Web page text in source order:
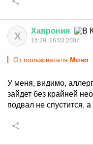
Х Хаврония
16:29, 26.03.2007
От пользователя Моно
У меня, видимо,
зайдет без крайней
подвал не спустится,